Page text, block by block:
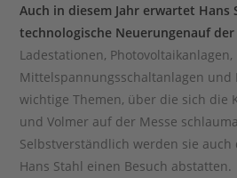
Auch in diesem Jahr erwartet Hans
technologische Neuerungenauf der
Ladestationen, Photovoltaikanlagen,
Mittelspannungsschaltanlagen und
wichtige Themen, über die sich die
und Volmer auf der Messe
Selbstverständlich werden sie
Hans Stahl einen Besuch abstatten.